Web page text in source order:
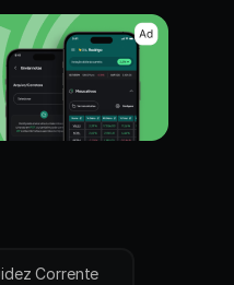
Corrente